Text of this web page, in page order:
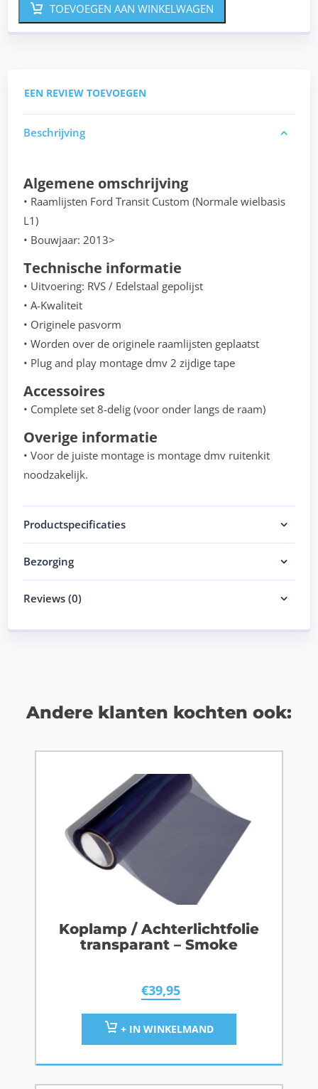
TOEVOEGEN AAN WINKELWAGEN
EEN REVIEW TOEVOEGEN
Beschrijving
Algemene omschrijving
• Raamlijsten Ford Transit Custom (Normale wielbasis
L1)
• Bouwjaar: 2013>
Technische informatie
• Uitvoering: RVS / Edelstaal gepolijst
• A-Kwaliteit
• Originele pasvorm
• Worden over de originele raamlijsten geplaatst
• Plug and play montage dmv 2 zijdige tape
Accessoires
• Complete set 8-delig (voor onder langs de raam)
Overige informatie
• Voor de juiste montage is montage dmv ruitenkit
noodzakelijk.
Productspecificaties
Bezorging
Reviews (0)
Andere klanten kochten ook:
Koplamp / Achterlichtfolie
transparant – Smoke
€39,95
+ IN WINKELMAND